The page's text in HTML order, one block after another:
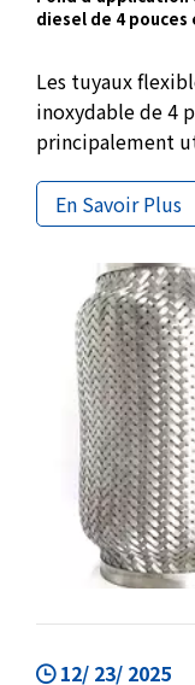
diesel de 4
Les tuyaux
inoxydable de 4
principalement
débit. Avec une
matériau en acier
flexibles
aux projets de
En Savoir Plus
12/ 23/ 2025